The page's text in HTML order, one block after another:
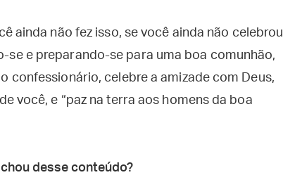
ainda não fez isso, se você ainda não celebrou
se e preparando-se para uma boa comunhão,
confessionário, celebre a amizade com Deus,
você, e “paz na terra aos homens da boa
desse conteúdo?